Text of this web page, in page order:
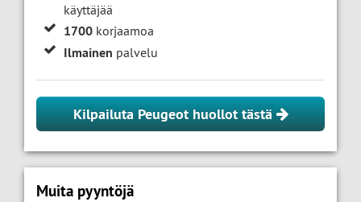
käyttäjää
1700 korjaamoa
Ilmainen palvelu
Kilpailuta Peugeot huollot tästä
Muita pyyntöjä